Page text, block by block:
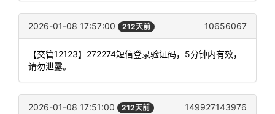
2026-01-08 17:57:00 212天前 10656067
【交管12123】272274短信登录验证码，5分钟内有效，
请勿泄露。
2026-01-08 17:51:00 212天前 149927143976